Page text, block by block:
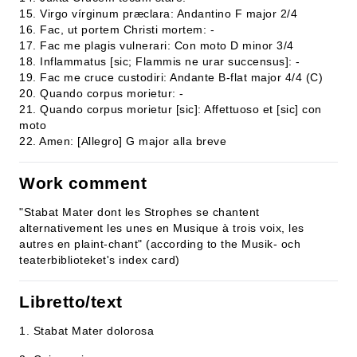
15. Virgo vírginum præclara: Andantino F major 2/4
16. Fac, ut portem Christi mortem: -
17. Fac me plagis vulnerari: Con moto D minor 3/4
18. Inflammatus [sic; Flammis ne urar succensus]: -
19. Fac me cruce custodiri: Andante B-flat major 4/4 (C)
20. Quando corpus morietur: -
21. Quando corpus morietur [sic]: Affettuoso et [sic] con
moto
22. Amen: [Allegro] G major alla breve
Work comment
"Stabat Mater dont les Strophes se chantent
alternativement les unes en Musique à trois voix, les
autres en plaint-chant" (according to the Musik- och
teaterbiblioteket's index card)
Libretto/text
1. Stabat Mater dolorosa